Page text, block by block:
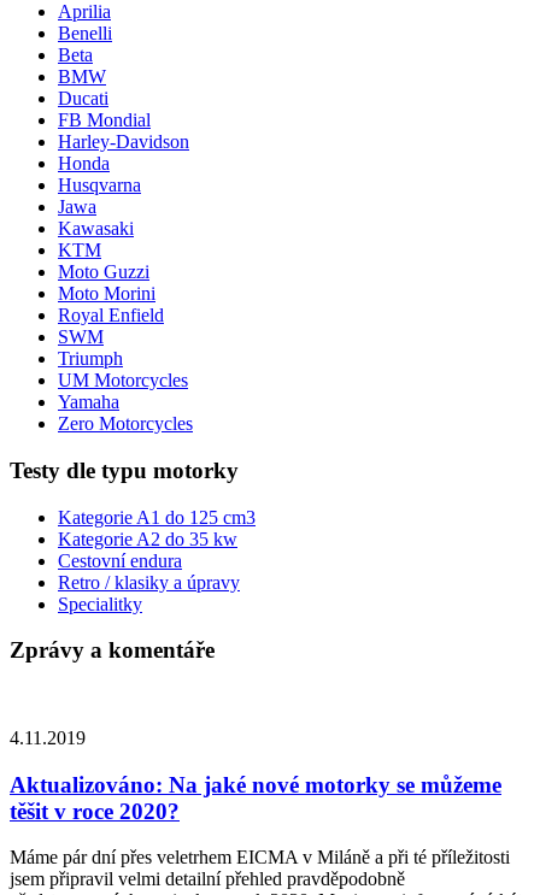
Aprilia
Benelli
Beta
BMW
Ducati
FB Mondial
Harley-Davidson
Honda
Husqvarna
Jawa
Kawasaki
KTM
Moto Guzzi
Moto Morini
Royal Enfield
SWM
Triumph
UM Motorcycles
Yamaha
Zero Motorcycles
Testy dle typu motorky
Kategorie A1 do 125 cm3
Kategorie A2 do 35 kw
Cestovní endura
Retro / klasiky a úpravy
Specialitky
Zprávy a komentáře
4.11.2019
Aktualizováno: Na jaké nové motorky se můžeme
těšit v roce 2020?
Máme pár dní přes veletrhem EICMA v Miláně a při té příležitosti
jsem připravil velmi detailní přehled pravděpodobně